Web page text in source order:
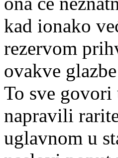
kad ionako
rezervom
ovakve
To sve
napravili
uglavnom u